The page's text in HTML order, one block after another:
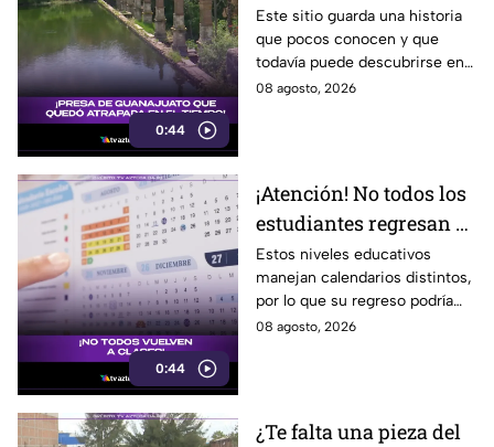
0:44
haberse quedado
atrapada en el tiempo;
¿cuál es?
Este sitio guarda una historia
que pocos conocen y que
todavía puede descubrirse en
Guanajuato.
08 agosto, 2026
0:44
¡Atención! No todos los
estudiantes regresan a
clases; este es el
calendario escolar
2026-2027; ¿afectará a
Guanajuato?
Estos niveles educativos
manejan calendarios distintos,
por lo que su regreso podría
ser antes o después.
08 agosto, 2026
¿Te falta una pieza del